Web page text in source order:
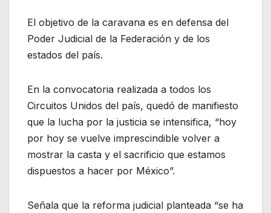
El objetivo de la caravana es en defensa del
Poder Judicial de la Federación y de los
estados del país.
En la convocatoria realizada a todos los
Circuitos Unidos del país, quedó de manifiesto
que la lucha por la justicia se intensifica, “hoy
por hoy se vuelve imprescindible volver a
mostrar la casta y el sacrificio que estamos
dispuestos a hacer por México”.
Señala que la reforma judicial planteada “se ha